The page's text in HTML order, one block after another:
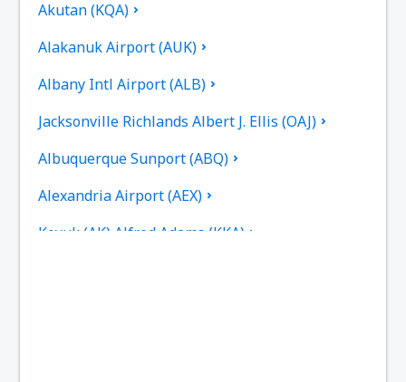
Akutan (KQA)
Alakanuk Airport (AUK)
Albany Intl Airport (ALB)
Jacksonville Richlands Albert J. Ellis (OAJ)
Albuquerque Sunport (ABQ)
Alexandria Airport (AEX)
Koyuk (AK) Alfred Adams (KKA)